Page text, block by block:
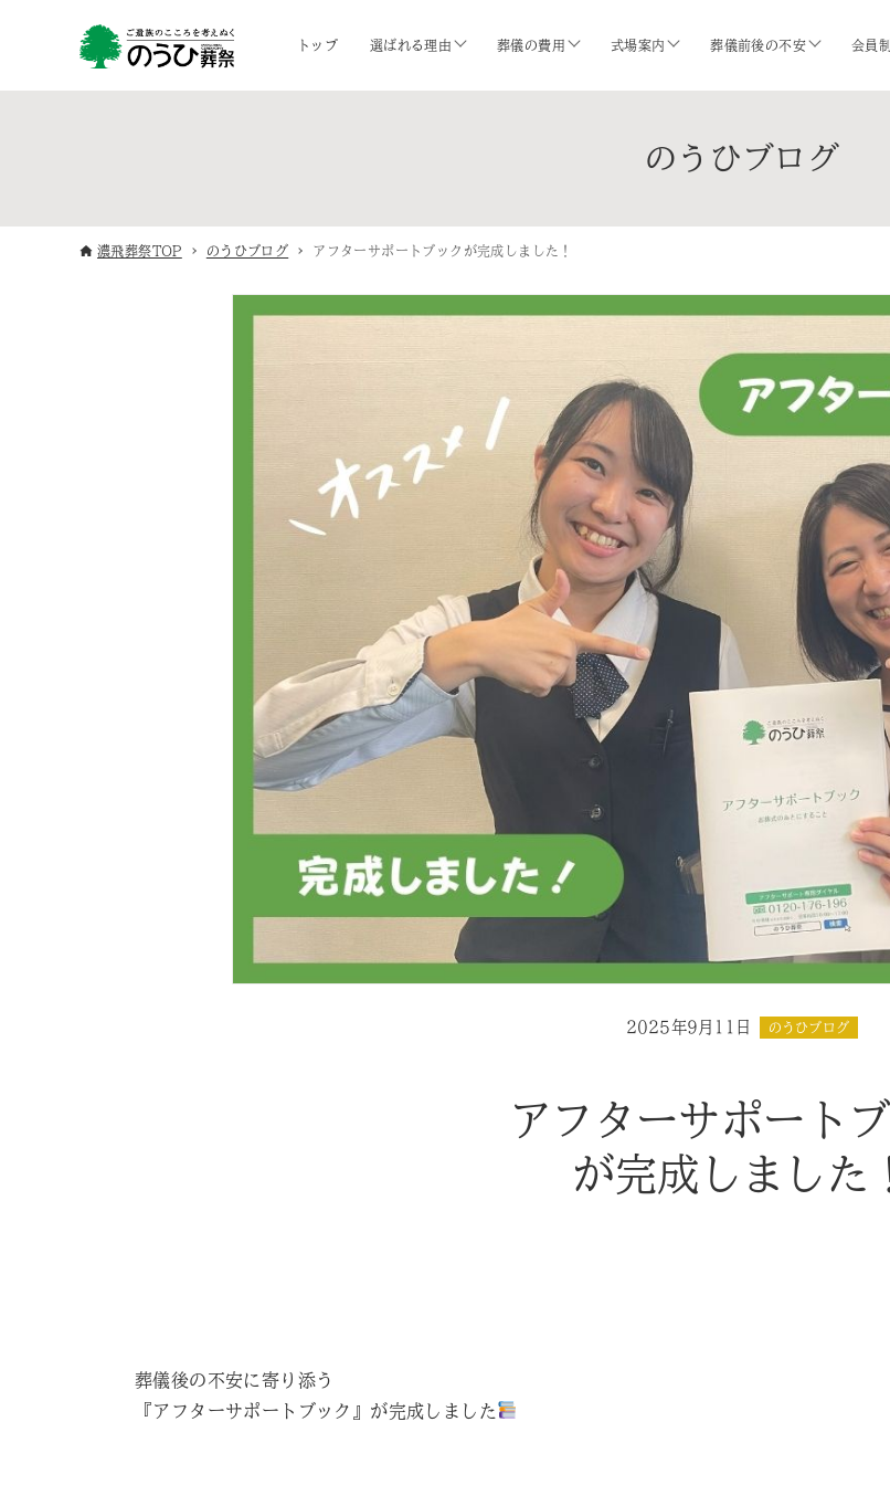
トップ 選ばれる理由 葬儀の費用 式場案内 葬儀前後の不安 会員
のうひブログ
濃飛葬祭TOP のうひブログ アフターサポートブックが完成しました！
2025年9月11日 のうひブログ
アフターサポート
が完成しました
葬儀後の不安に寄り添う
『アフターサポートブック』が完成しました